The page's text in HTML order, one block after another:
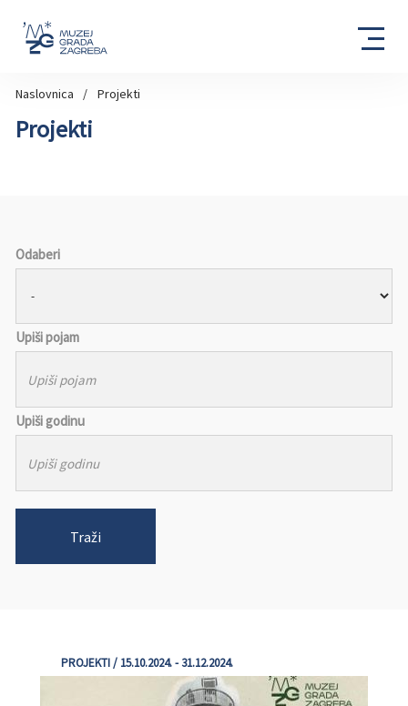
Naslovnica Projekti
Projekti
Odaberi
Upiši pojam
Upiši godinu
Traži
PROJEKTI / 15.10.2024. - 31.12.2024.